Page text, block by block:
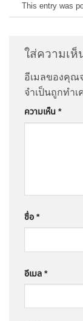
This entry was
ใส่ความเห็
อีเมลของคุณ
จำเป็นถูกทำเ
ความเห็น *
ชื่อ *
อีเมล *